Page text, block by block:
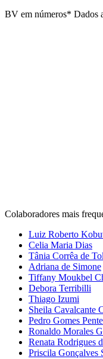
BV em números* Dados
Colaboradores mais
Luiz Roberto
Celia Maria Dias
Tânia Corrêa de
Adriana de Simone
Tiffany Moukbel
Debora Terribilli
Thiago Izumi
Sheila Cavalcante
Pedro Gomes
Ronaldo Morales
Renata Rodrigues
Priscila Gonçalves